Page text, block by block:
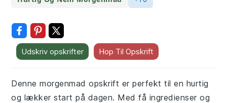
Udskriv opskrifter Hop Til Opskrift
Denne morgenmad opskrift er perfekt til en hurtig
og lækker start på dagen. Med få ingredienser og